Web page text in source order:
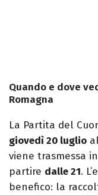
Quando e dove
Romagna
La Partita del
giovedì 20 luglio
viene trasmessa
partire dalle 21.
benefico: la